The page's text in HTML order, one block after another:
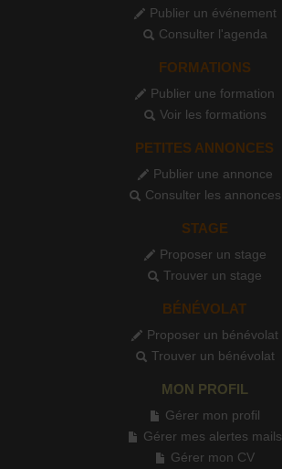
Publier un événement
Consulter l'agenda
FORMATIONS
Publier une formation
Voir les formations
PETITES ANNONCES
Publier une annonce
Consulter les annonces
STAGE
Proposer un stage
Trouver un stage
BÉNÉVOLAT
Proposer un bénévolat
Trouver un bénévolat
MON PROFIL
Gérer mon profil
Gérer mes alertes mails
Gérer mon CV